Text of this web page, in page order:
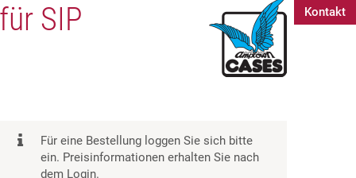
Kontakt
SIP
Für eine Bestellung loggen Sie sich bitte
ein. Preisinformationen erhalten Sie nach
dem Login.